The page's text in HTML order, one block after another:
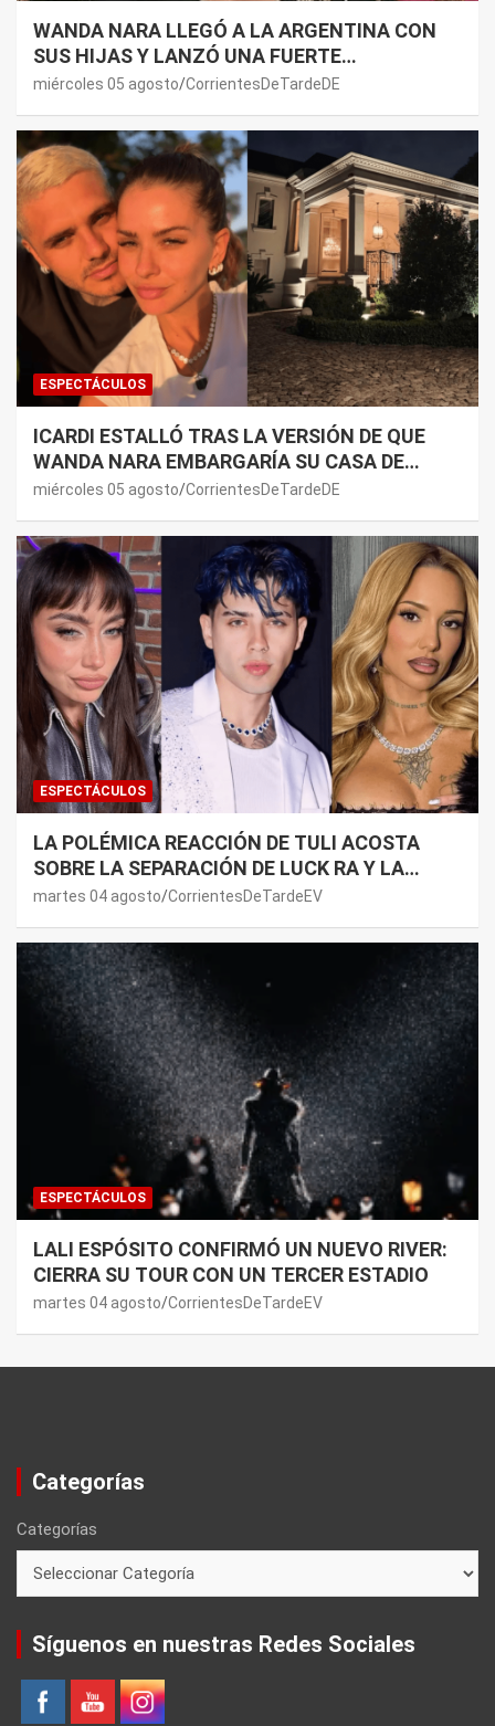
WANDA NARA LLEGÓ A LA ARGENTINA CON
SUS HIJAS Y LANZÓ UNA FUERTE
PREMONICIÓN SOBRE MAURO ICARDI
miércoles 05 agosto CorrientesDeTardeDE
ESPECTÁCULOS
ICARDI ESTALLÓ TRAS LA VERSIÓN DE QUE
WANDA NARA EMBARGARÍA SU CASA DE
NORDELTA: “NECESITAN RASCAR DE ALGÚN
miércoles 05 agosto CorrientesDeTardeDE
ESPECTÁCULOS
LA POLÉMICA REACCIÓN DE TULI ACOSTA
SOBRE LA SEPARACIÓN DE LUCK RA Y LA
JOAQUI: “¿MI VERDAD?”
martes 04 agosto CorrientesDeTardeEV
ESPECTÁCULOS
LALI ESPÓSITO CONFIRMÓ UN NUEVO RIVER:
CIERRA SU TOUR CON UN TERCER ESTADIO
martes 04 agosto CorrientesDeTardeEV
Categorías
Categorías
Síguenos en nuestras Redes Sociales